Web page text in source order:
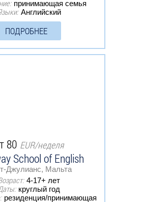
принимающая семья
Английский
ПОДРОБНЕЕ
80 EUR/неделя
School of English
Джулианс, Мальта
4-17+ лет
круглый год
резиденция/принимающая